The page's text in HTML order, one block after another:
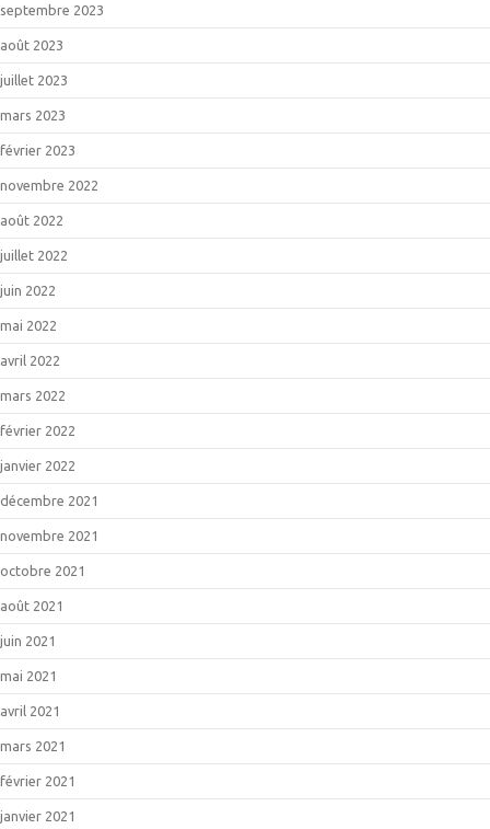
septembre 2023
août 2023
juillet 2023
mars 2023
février 2023
novembre 2022
août 2022
juillet 2022
juin 2022
mai 2022
avril 2022
mars 2022
février 2022
janvier 2022
décembre 2021
novembre 2021
octobre 2021
août 2021
juin 2021
mai 2021
avril 2021
mars 2021
février 2021
janvier 2021